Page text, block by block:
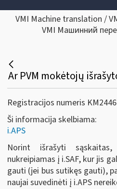
VMI Machine translation /
VMI Машинний
Registracijos numeris KM2446
Ši informacija skelbiama:
i.APS
Norint išrašyti
nukreipiamas į i.SAF, kur jis
gauti (jei bus sutikęs gauti),
naujai suvedinėti į i.APS